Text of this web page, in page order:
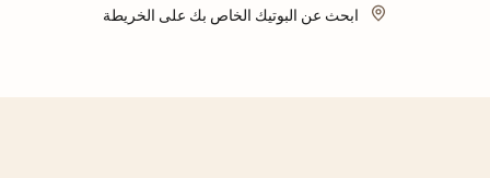
ابحث عن البوتيك الخاص بك على الخريطة